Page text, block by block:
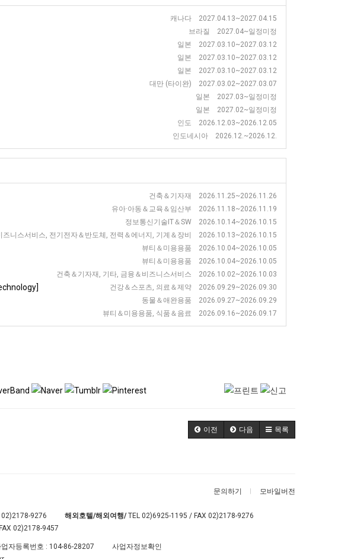
캐나다 2027.04.13~2027.04.15
브라질 2027.04~일정미정
일본 2027.03.10~2027.03.12
일본 2027.03.10~2027.03.12
일본 2027.03.10~2027.03.12
대만 (타이완) 2027.03.02~2027.03.07
일본 2027.03~일정미정
일본 2027.02~일정미정
인도 2026.12.03~2026.12.05
인도네시아 2026.12.~2026.12.
건축＆기자재 2026.11.25~2026.11.26
유아·아동＆교육＆임산부 2026.11.18~2026.11.19
정보통신기술IT＆SW 2026.10.14~2026.10.15
즈니스서비스, 전기전자＆반도체, 전력＆에너지, 기계＆장비 2026.10.13~2026.10.15
뷰티＆미용용품 2026.10.04~2026.10.05
뷰티＆미용용품 2026.10.04~2026.10.05
건축＆기자재, 기타, 금융＆비즈니스서비스 2026.10.02~2026.10.03
건강＆스포츠, 의료＆제약 2026.09.29~2026.09.30
동물＆애완용품 2026.09.27~2026.09.29
뷰티＆미용용품, 식품＆음료 2026.09.16~2026.09.17
이전 다음 목록
문의하기 모바일버전
02)2178-9276 해외호텔/해외여행/TEL 02)6925-1195 / FAX 02)2178-9276
02)2178-9457
자등록번호 : 104-86-28207
사업자정보확인